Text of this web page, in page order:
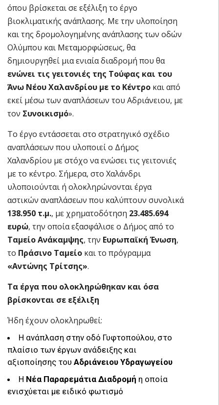
όπου βρίσκεται σε εξέλιξη το έργο
βιοκλιματικής ανάπλασης. Με την υλοποίηση
και της δρομολογημένης ανάπλασης των οδών
Ολύμπου και Μεταμορφώσεως, θα
δημιουργηθεί μια ενιαία διαδρομή που θα
ενώνει τις γειτονιές της Τούφας και του
Άνω Νέου Χαλανδρίου με το Κέντρο και από
εκεί μέσω των αναπλάσεων του Αδριάνειου, με
τον Συνοικισμό».
Το έργο εντάσσεται στο στρατηγικό σχέδιο
αναπλάσεων που υλοποιεί ο Δήμος
Χαλανδρίου με στόχο να ενώσει τις γειτονιές
με το κέντρο. Σήμερα, στο Χαλάνδρι
υλοποιούνται ή ολοκληρώνονται έργα
αστικών αναπλάσεων που καλύπτουν συνολικά
138.950 τ.μ., με χρηματοδότηση 23.485.694
ευρώ, την οποία εξασφάλισε ο Δήμος από το
Ταμείο Ανάκαμψης, την Ευρωπαϊκή Ένωση,
το Πράσινο Ταμείο και το πρόγραμμα
«Αντώνης Τρίτσης».
Τα έργα που ολοκληρώθηκαν και όσα
βρίσκονται σε εξέλιξη
Ήδη έχουν ολοκληρωθεί:
Η ανάπλαση στην οδό Γυφτοπούλου, στο
πλαίσιο των έργων ανάδειξης και
αξιοποίησης του Αδριάνειου Υδραγωγείου
Η Νέα Παραρεμάτια Διαδρομή η οποία
ενισχύεται με ειδικό φωτισμό